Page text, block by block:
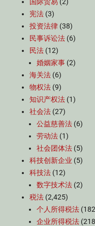
宪法 (3)
投资法律 (38)
民事诉讼法 (6)
民法 (12)
婚姻家事 (2)
海关法 (6)
物权法 (9)
知识产权法 (1)
社会法 (27)
公益慈善法 (6)
劳动法 (1)
社会团体法 (5)
科技创新企业 (5)
科技法 (12)
数字技术法 (2)
税法 (2,425)
个人所得税法
企业所得税法